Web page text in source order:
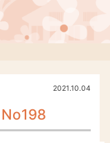
2021.10.04